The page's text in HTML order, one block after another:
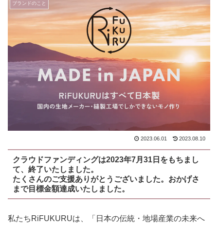
ブランドのこと
2023.06.01 2023.08.10
クラウドファンディングは2023年7月31日をもちまし
て、終了いたしました。
たくさんのご支援ありがとうございました。おかげさ
まで目標金額達成いたしました。
私たちRiFUKURUは、「日本の伝統・地場産業の未来へ